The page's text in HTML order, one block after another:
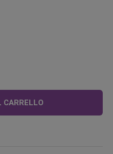
CARRELLO